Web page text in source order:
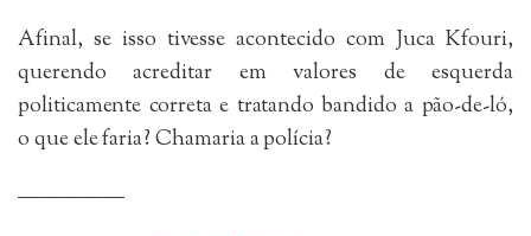
Afinal, se isso tivesse acontecido com Juca Kfouri,
querendo acreditar em valores de esquerda
politicamente correta e tratando bandido a pão-de-ló,
o que ele faria? Chamaria a polícia?
—————